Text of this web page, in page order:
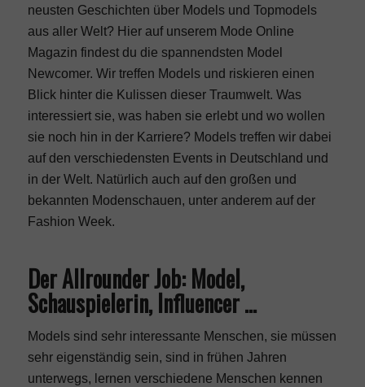
neusten Geschichten über Models und Topmodels
aus aller Welt? Hier auf unserem Mode Online
Magazin findest du die spannendsten Model
Newcomer. Wir treffen Models und riskieren einen
Blick hinter die Kulissen dieser Traumwelt. Was
interessiert sie, was haben sie erlebt und wo wollen
sie noch hin in der Karriere? Models treffen wir dabei
auf den verschiedensten Eventsin Deutschland und
in der Welt. Natürlich auch auf den großen und
bekannten Modenschauen, unter anderem auf der
Fashion Week.
Der Allrounder Job: Model,
Schauspielerin, Influencer …
Models sind sehr interessante Menschen, sie müssen
sehr eigenständig sein, sind in frühen Jahren
unterwegs, lernen verschiedene Menschen kennen